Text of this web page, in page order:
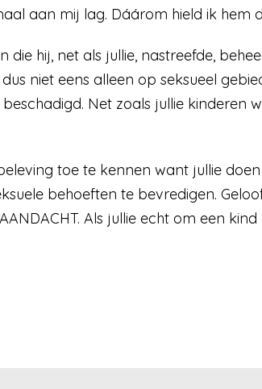
aan mij lag. Dáárom hield ik hem
hij, net als jullie, nastreefde,
niet eens alleen op seksueel
Net zoals jullie kinderen
toe te kennen want jullie
behoeften te bevredigen.
Als jullie echt om een